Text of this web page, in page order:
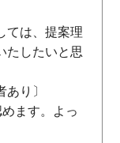
ては、提案理
たしたいと思
り〕
ます。よっ